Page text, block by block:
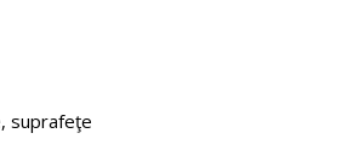
suprafeţe